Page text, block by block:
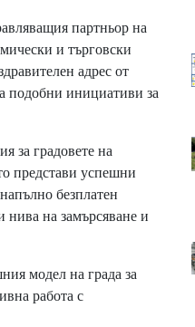
партньор на
и търговски
адрес от
подобни инициативи за
за градовете на
представи успешни
безплатен
нива на замърсяване и
модел на града за
работа с